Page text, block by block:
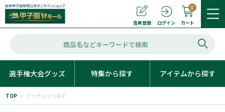
会員登録 ログイン カート
0
選手権大会グッズ 特集から探す アイテムから探す
TOP > アイテムから探す